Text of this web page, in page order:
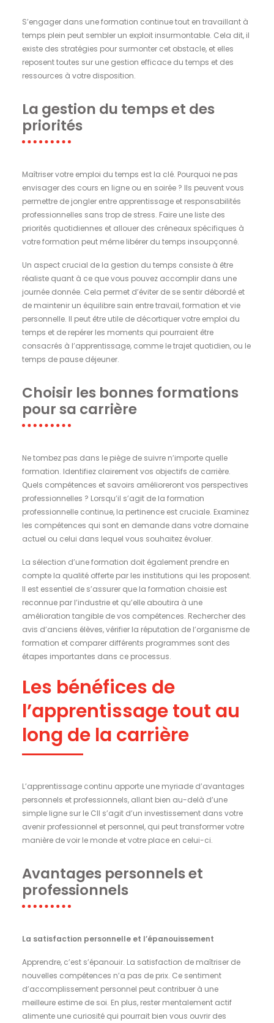
S’engager dans une formation continue tout en travaillant à
temps plein peut sembler un exploit insurmontable. Cela dit, il
existe des stratégies pour surmonter cet obstacle, et elles
reposent toutes sur une gestion efficace du temps et des
ressources à votre disposition.
La gestion du temps et des
priorités
Maîtriser votre emploi du temps est la clé. Pourquoi ne pas
envisager des cours en ligne ou en soirée ? Ils peuvent vous
permettre de jongler entre apprentissage et responsabilités
professionnelles sans trop de stress. Faire une liste des
priorités quotidiennes et allouer des créneaux spécifiques à
votre formation peut même libérer du temps insoupçonné.
Un aspect crucial de la gestion du temps consiste à être
réaliste quant à ce que vous pouvez accomplir dans une
journée donnée. Cela permet d’éviter de se sentir débordé et
de maintenir un équilibre sain entre travail, formation et vie
personnelle. Il peut être utile de décortiquer votre emploi du
temps et de repérer les moments qui pourraient être
consacrés à l’apprentissage, comme le trajet quotidien, ou le
temps de pause déjeuner.
Choisir les bonnes formations
pour sa carrière
Ne tombez pas dans le piège de suivre n’importe quelle
formation. Identifiez clairement vos objectifs de carrière.
Quels compétences et savoirs amélioreront vos perspectives
professionnelles ? Lorsqu’il s’agit de la formation
professionnelle continue, la pertinence est cruciale. Examinez
les compétences qui sont en demande dans votre domaine
actuel ou celui dans lequel vous souhaitez évoluer.
La sélection d’une formation doit également prendre en
compte la qualité offerte par les institutions qui les proposent.
Il est essentiel de s’assurer que la formation choisie est
reconnue par l’industrie et qu’elle aboutira à une
amélioration tangible de vos compétences. Rechercher des
avis d’anciens élèves, vérifier la réputation de l’organisme de
formation et comparer différents programmes sont des
étapes importantes dans ce processus.
Les bénéfices de
l’apprentissage tout au
long de la carrière
L’apprentissage continu apporte une myriade d’avantages
personnels et professionnels, allant bien au-delà d’une
simple ligne sur le CIl s’agit d’un investissement dans votre
avenir professionnel et personnel, qui peut transformer votre
manière de voir le monde et votre place en celui-ci.
Avantages personnels et
professionnels
La satisfaction personnelle et l’épanouissement
Apprendre, c’est s’épanouir. La satisfaction de maîtriser de
nouvelles compétences n’a pas de prix. Ce sentiment
d’accomplissement personnel peut contribuer à une
meilleure estime de soi. En plus, rester mentalement actif
alimente une curiosité qui pourrait bien vous ouvrir des